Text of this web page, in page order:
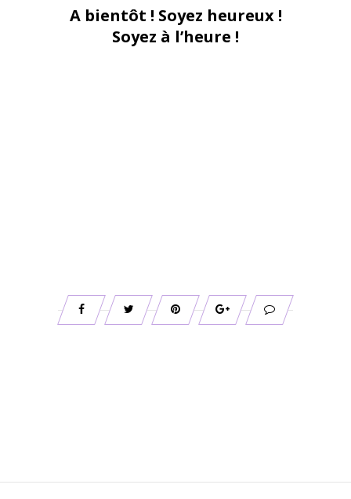
A bientôt ! Soyez heureux !
Soyez à l’heure !